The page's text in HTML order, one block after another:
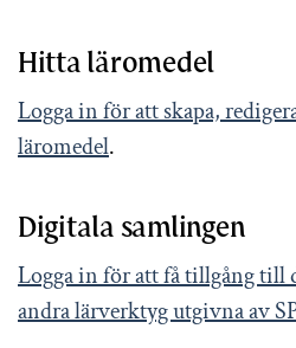
Hitta läromedel
Logga in för att skapa,
läromedel.
Digitala samlingen
Logga in för att få tillgång till
andra lärverktyg utgivna av